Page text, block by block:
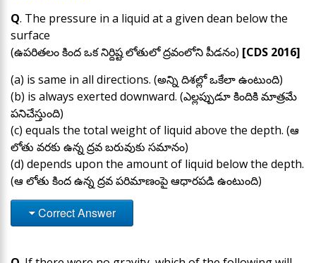
Q. The pressure in a liquid at a given dean below the
surface
(ఉపరితలం కింద ఒక నిర్దిష్ట లోతులో ద్రవంలోని పీడనం) [CDS 2016]
(a) is same in all directions. (అన్ని దిశల్లో ఒకేలా ఉంటుంది)
(b) is always exerted downward. (ఎల్లప్పుడూ కిందికి మాత్రమే
పనిచేస్తుంది)
(c) equals the total weight of liquid above the depth. (ఆ
లోతు వరకు ఉన్న ద్రవ బరువుకు సమానం)
(d) depends upon the amount of liquid below the depth.
(ఆ లోతు కింద ఉన్న ద్రవ పరిమాణంపై ఆధారపడి ఉంటుంది)
Correct Answer